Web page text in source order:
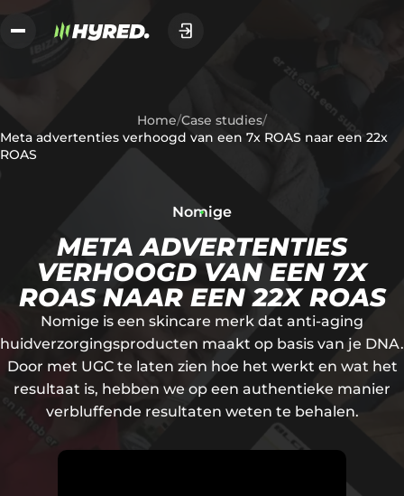
Home/Case studies/
Meta advertenties verhoogd van een 7x ROAS naar een 22x
ROAS
Nomige
META ADVERTENTIES
VERHOOGD VAN EEN 7X
ROAS NAAR EEN 22X ROAS
Nomige is een skincare merk dat anti-aging
huidverzorgingsproducten maakt op basis van je DNA.
Door met UGC te laten zien hoe het werkt en wat het
resultaat is, hebben we op een authentieke manier
verbluffende resultaten weten te behalen.